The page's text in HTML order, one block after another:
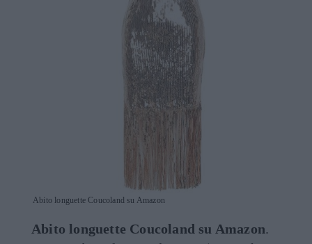
Abito longuette Coucoland su Amazon
Abito longuette Coucoland su Amazon.